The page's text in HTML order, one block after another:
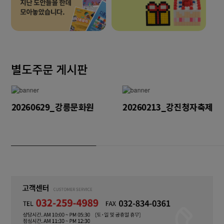
별도주문 게시판
20260629_강릉문화원 20260213_강진청자축제